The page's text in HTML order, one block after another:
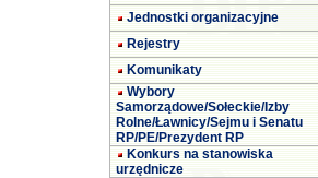
Jednostki organizacyjne
Rejestry
Komunikaty
Wybory
Samorządowe/Sołeckie/Izby
Rolne/Ławnicy/Sejmu i Senatu
RP/PE/Prezydent RP
Konkurs na stanowiska
urzędnicze